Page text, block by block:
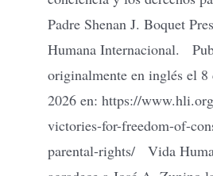
Padre Shenan J. Boquet
Humana Internacional.
originalmente en inglés el
2026 en: https://
victories-for-freedom-of-
parental-rights/ Vida